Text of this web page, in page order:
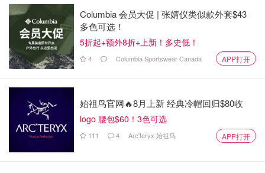
Columbia 会员大促 | 张婧仪类似款外套$43
多色可选！
5折起+额外8折+上新！多史低！
4 Columbia Sportswear Canada APP打开
始祖鸟官网🔥8月上新 经典冷帽回归$80收
logo 腰包$60！3色可选
111 4 Arc'teryx 始祖鸟 APP打开